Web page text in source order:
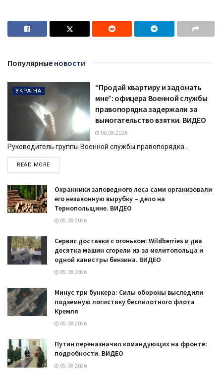
Популярные новости
УКРАЇНА
“Продай квартиру и задонать
мне”: офицера Военной службы
правопорядка задержали за
вымогательство взятки. ВИДЕО
06.08.2026
Руководитель группы Военной службы правопорядка...
READ MOREDETAILS
Охранники заповедного леса сами организовали
его незаконную вырубку – дело на
Тернопольщине. ВИДЕО
05.08.2026
Сервис доставки с огоньком: Wildberries и два
десятка машин сгорели из-за мелитопольца и
одной канистры бензина. ВИДЕО
05.08.2026
Минус три бункера: Силы обороны выследили
подземную логистику беспилотного флота
Кремля
05.08.2026
Путин переназначил командующих на фронте:
подробности. ВИДЕО
05.08.2026